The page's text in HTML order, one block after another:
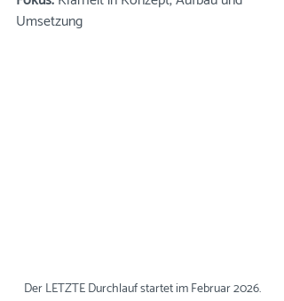
Umsetzung
Der LETZTE Durchlauf startet im Februar 2026.